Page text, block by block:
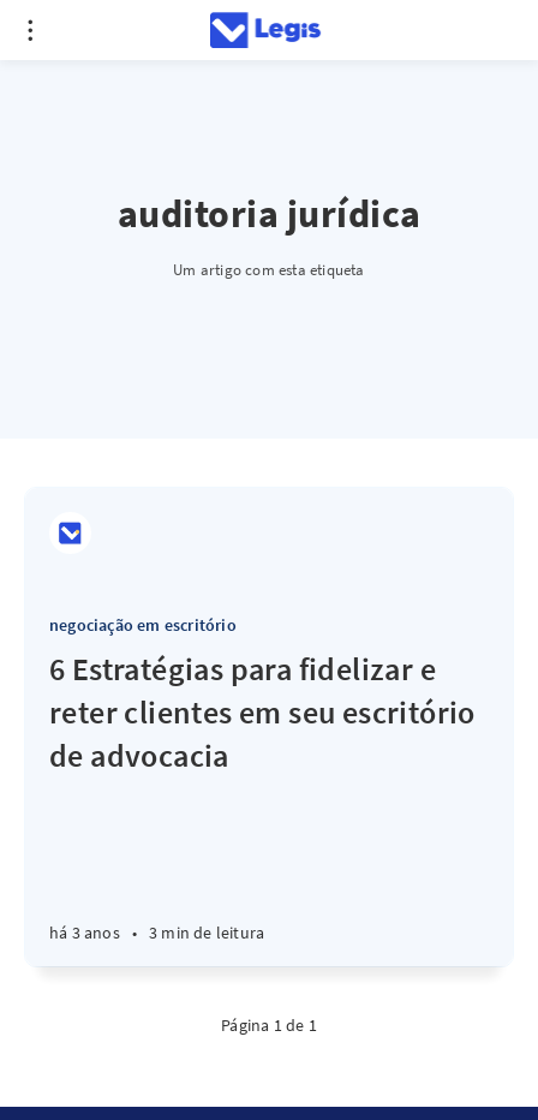
auditoria jurídica
Um artigo com esta etiqueta
negociação em escritório
6 Estratégias para fidelizar e
reter clientes em seu escritório
de advocacia
há 3 anos • 3 min de leitura
Página 1 de 1